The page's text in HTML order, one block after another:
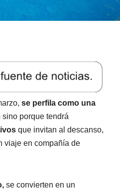
se perfila como una
porque tendrá
que invitan al descanso,
viaje en compañía de
se convierten en un